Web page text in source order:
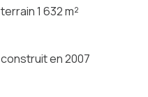
terrain 1 632 m²
construit en 2007